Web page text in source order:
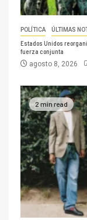
POLÍTICA ÚLTIMAS
Estados Unidos
fuerza conjunta
agosto 8, 2026
2 min read